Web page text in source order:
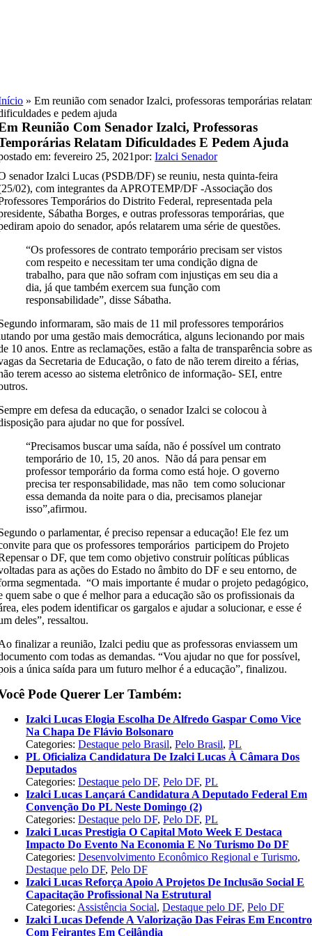
»Em reunião com senador Izalci, professoras temporárias
e pedem ajuda
Reunião Com Senador Izalci, Professoras
Relatam Dificuldades E Pedem Ajuda
em: fevereiro 25, 2021por:Izalci Senador
senador Izalci Lucas (PSDB/DF) se reuniu, nesta quinta-feira
02), com integrantes da APROTEMP/DF -Associação dos
Temporários do Distrito Federal, representada pela
Sábatha Borges, e outras professoras temporárias, que
apoio do senador, após relatarem uma série de questões.
“Os professores de contrato temporário precisam ser vistos
com respeito e necessitam ter uma condição digna de
trabalho, para que não sofram com injustiças em seu dia a
dia, já que também exercem sua função com
responsabilidade”, disse Sábatha.
informaram, são mais de 11 mil professores temporários
por uma gestão mais democrática, alguns lecionando por mais
10 anos. Entre as reclamações, estão a falta de transparência sobre as
da Secretaria de Educação, o fato de não terem direito a férias,
terem acesso ao sistema eletrônico de informação- SEI, entre
em defesa da educação, o senador Izalci se colocou à
para ajudar no que for possível.
“Precisamos buscar uma saída, não é possível um contrato
temporário de 10, 15, 20 anos. Não dá para pensar em
professor temporário da forma como está hoje. O governo
precisa ter responsabilidade, mas não tem como solucionar
essa demanda da noite para o dia, precisamos planejar
isso”,afirmou.
o parlamentar, é preciso repensar a educação! Ele fez um
para que os professores temporários participem do Projeto
o DF, que tem como objetivo construir políticas públicas
para as ações do Estado no âmbito do DF e seu entorno, de
segmentada. “O mais importante é mudar o projeto pedagógico,
quem sabe o que é melhor para a educação são os profissionais da
eles podem identificar os gargalos e ajudar a solucionar, e esse é
deles”, ressaltou.
finalizar a reunião, Izalci pediu que as professoras enviassem um
com todas as demandas. “Vou ajudar no que for possível,
a única saída para um futuro melhor é a educação”, finalizou.
Pode Querer Ler Também:
Izalci Lucas Elogia Escolha De Alfredo Gaspar Como Vice
Na Chapa De Flávio Bolsonaro
Categories:Destaque pelo Brasil,Pelo Brasil,PL
PL Oficializa Candidatura De Izalci Lucas À Câmara Dos
Deputados
Categories:Destaque pelo DF,Pelo DF,PL
Izalci Lucas Lançará Candidatura A Deputado Federal Em
Convenção Do PL Neste Domingo (2)
Categories:Destaque pelo DF,Pelo DF,PL
Izalci Lucas Prestigia O Capital Moto Week E Destaca
Impacto Do Evento Na Economia E No Turismo Do DF
Categories:Desenvolvimento Econômico Regional e Turismo,
Destaque pelo DF,Pelo DF
Izalci Lucas Reforça Apoio A Projetos De Inclusão Social E
Capacitação Profissional Na Estrutural
Categories: Assistência Social,Destaque pelo DF,Pelo DF
Izalci Lucas Defende A Valorização Das Feiras Em Encontro
Com Feirantes Em Ceilândia